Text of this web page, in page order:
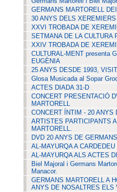
GERMANS MARTORELL
30 ANYS DELS
XXVI TROBADA DE
SETMANA DE LA CULTURA
XXIV TROBADA DE
CULTURAL-MENT presenta
EUGÈNIA
25 ANYS DESDE 1993,
Glosa Musicada al Sopar
ACTES DIADA 31-D
CONCERT PRESENTACIÓ
MARTORELL
CONCERT ÍNTIM - 20 ANYS
ARTISTES PARTICIPANTS
MARTORELL.
DVD 20 ANYS DE
AL-MAYURQA A
AL-MAYURQA ALS ACTES
Biel Majoral i Germans
Manacor.
GERMANS MARTORELL A
ANYS DE NOSALTRES ELS